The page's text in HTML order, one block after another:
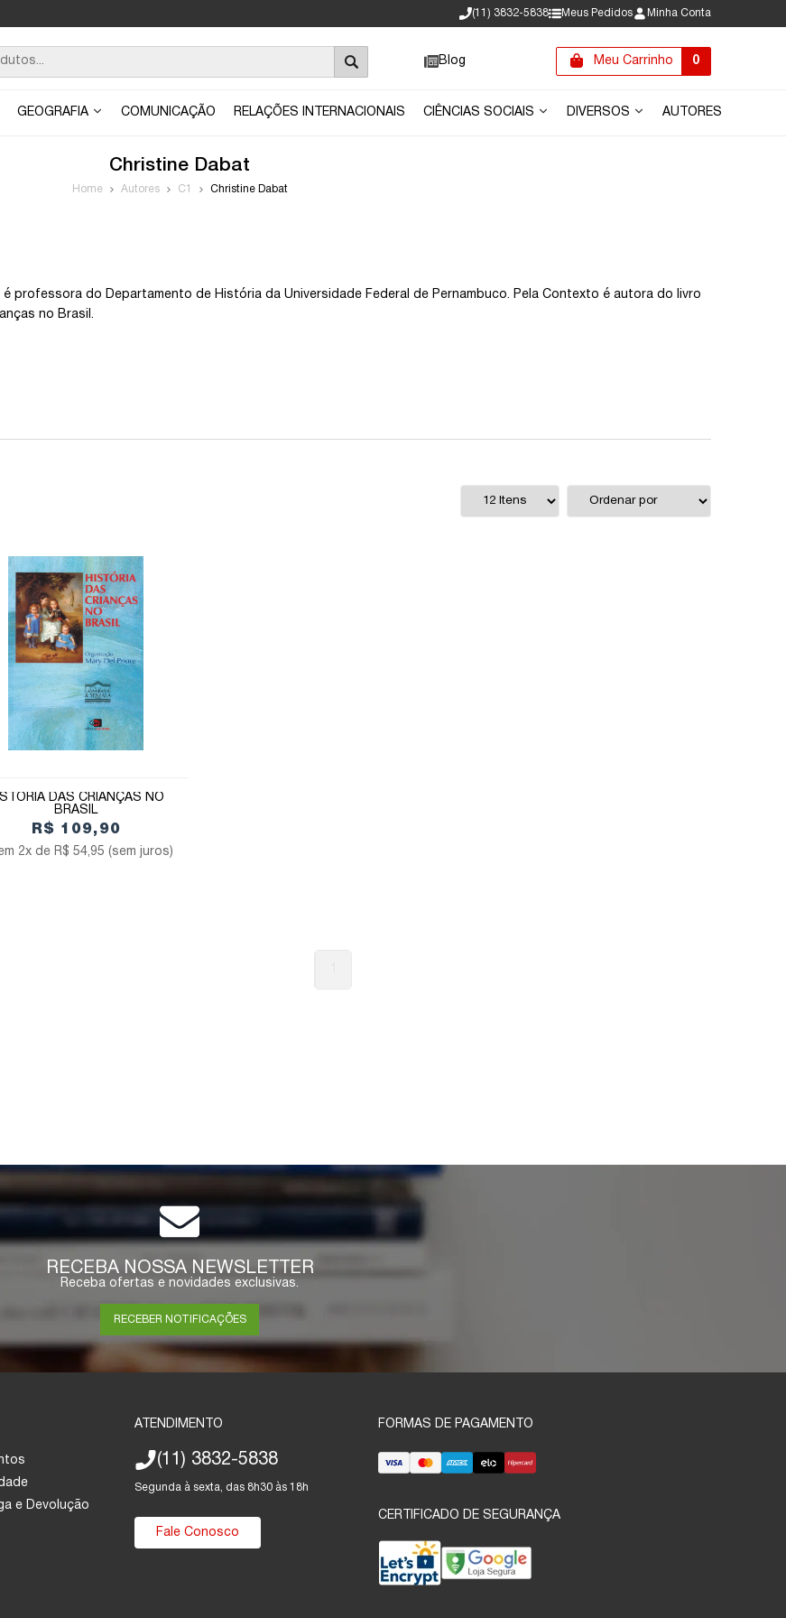
(11) 3832-5838 Meus Pedidos Minha Conta
Blog Meu Carrinho 0
GEOGRAFIA COMUNICAÇÃO RELAÇÕES INTERNACIONAIS CIÊNCIAS SOCIAIS DIVERSOS AUTORES
Christine Dabat
Home Autores C1 Christine Dabat
professora do Departamento de História da Universidade Federal de Pernambuco. Pela Contexto é autora do livro
no Brasil.
DAS CRIANÇAS NO
BRASIL
R$ 109,90
2x de R$ 54,95 (sem juros)
RECEBA NOSSA NEWSLETTER
Receba ofertas e novidades exclusivas.
RECEBER NOTIFICAÇÕES
e Devolução
ATENDIMENTO
(11) 3832-5838
Segunda à sexta, das 8h30 às 18h
Fale Conosco
FORMAS DE PAGAMENTO
CERTIFICADO DE SEGURANÇA